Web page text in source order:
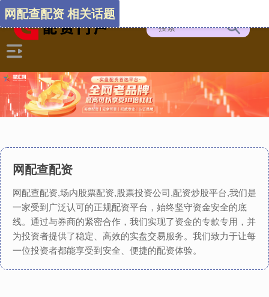
网配查配资
网配查配资,场内股票配资,股票投资公司,配资炒股平台,我们是
一家受到广泛认可的正规配资平台，始终坚守资金安全的底
线。通过与券商的紧密合作，我们实现了资金的专款专用，并
为投资者提供了稳定、高效的实盘交易服务。我们致力于让每
一位投资者都能享受到安全、便捷的配资体验。
网配查配资 相关话题